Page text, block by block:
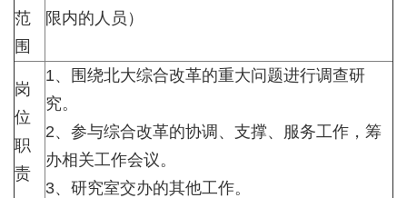
范
围
限内的人员）
岗
位
职
责
1、围绕北大综合改革的重大问题进行调查研
究。
2、参与综合改革的协调、支撑、服务工作，筹
办相关工作会议。
3、研究室交办的其他工作。